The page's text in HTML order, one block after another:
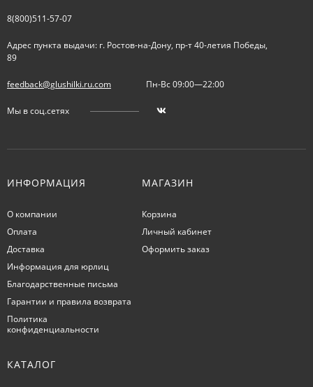
8(800)511-57-07
Адрес пункта выдачи: г. Ростов-на-Дону, пр-т 40-летия Победы,
89
feedback@glushilki.ru.com Пн-Вс 09:00—22:00
Мы в соц.сетях
ИНФОРМАЦИЯ
О компании
Оплата
Доставка
Информация для юрлиц
Благодарственные письма
Гарантии и правила возврата
Политика
конфиденциальности
МАГАЗИН
Корзина
Личный кабинет
Оформить заказ
КАТАЛОГ